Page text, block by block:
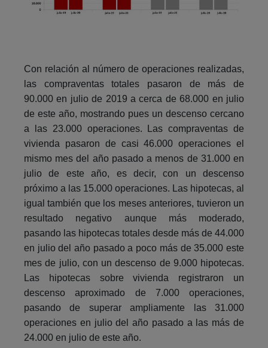
Con relación al número de operaciones realizadas,
las compraventas totales pasaron de más de
90.000 en julio de 2019 a cerca de 68.000 en julio
de este año, mostrando pues un descenso cercano
a las 23.000 operaciones. Las compraventas de
vivienda pasaron de casi 46.000 operaciones el
mismo mes del año pasado a menos de 31.000 en
julio de este año, es decir, con un descenso
próximo a las 15.000 operaciones. Las hipotecas, al
igual también que los meses anteriores, tuvieron un
resultado negativo aunque más moderado,
pasando las hipotecas totales desde más de 44.000
en julio del año pasado a poco más de 35.000 este
mes de julio, con un descenso de 9.000 hipotecas.
Las hipotecas sobre vivienda registraron un
descenso aproximado de 7.000 operaciones,
pasando de superar ampliamente las 31.000
operaciones en julio del año pasado a las más de
24.000 en julio de este año.